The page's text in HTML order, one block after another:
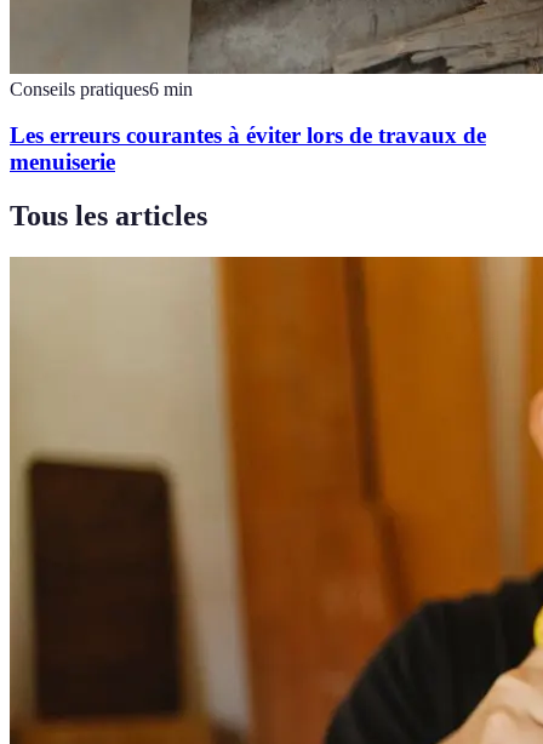
Conseils pratiques6 min
Les erreurs courantes à éviter lors de travaux de
menuiserie
Tous les articles